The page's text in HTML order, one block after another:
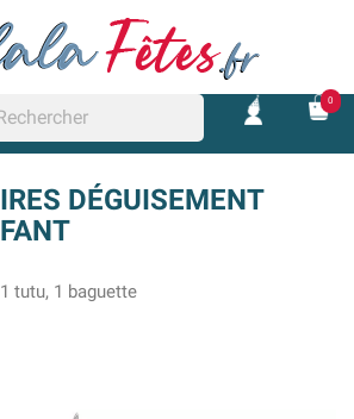
0
DÉGUISEMENT
tutu, 1 baguette